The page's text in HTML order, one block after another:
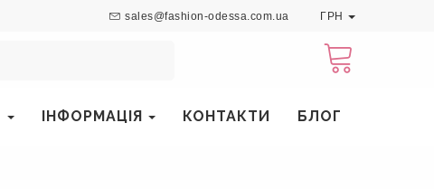
sales@fashion-odessa.com.ua ГРН
ІНФОРМАЦІЯ КОНТАКТИ БЛОГ